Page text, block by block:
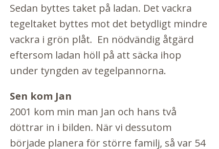
Sedan byttes taket på ladan. Det vackra
tegeltaket byttes mot det betydligt mindre
vackra i grön plåt. En nödvändig åtgärd
eftersom ladan höll på att säcka ihop
under tyngden av tegelpannorna.
Sen kom Jan
2001 kom min man Jan och hans två
döttrar in i bilden. När vi dessutom
började planera för större familj, så var 54